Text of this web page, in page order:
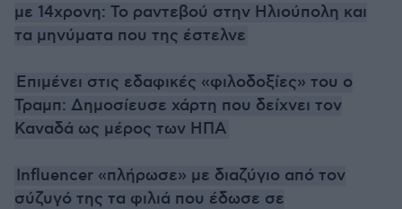
με 14χρονη: Το ραντεβού στην Ηλιούπολη και
τα μηνύματα που της έστελνε
Επιμένει στις εδαφικές «φιλοδοξίες» του ο
Τραμπ: Δημοσίευσε χάρτη που δείχνει τον
Καναδά ως μέρος των ΗΠΑ
Influencer «πλήρωσε» με διαζύγιο από τον
σύζυγό της τα φιλιά που έδωσε σε